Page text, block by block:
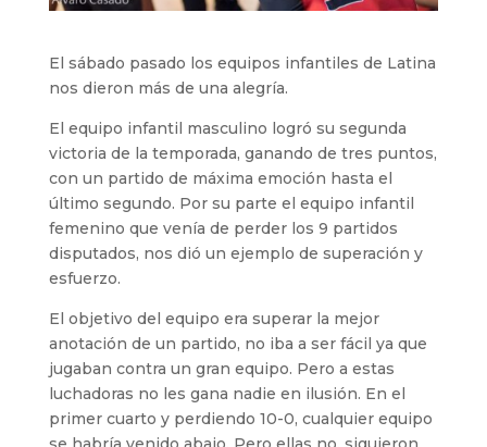
El sábado pasado los equipos infantiles de Latina
nos dieron más de una alegría.
El equipo infantil masculino logró su segunda
victoria de la temporada, ganando de tres puntos,
con un partido de máxima emoción hasta el
último segundo. Por su parte el equipo infantil
femenino que venía de perder los 9 partidos
disputados, nos dió un ejemplo de superación y
esfuerzo.
El objetivo del equipo era superar la mejor
anotación de un partido, no iba a ser fácil ya que
jugaban contra un gran equipo. Pero a estas
luchadoras no les gana nadie en ilusión. En el
primer cuarto y perdiendo 10-0, cualquier equipo